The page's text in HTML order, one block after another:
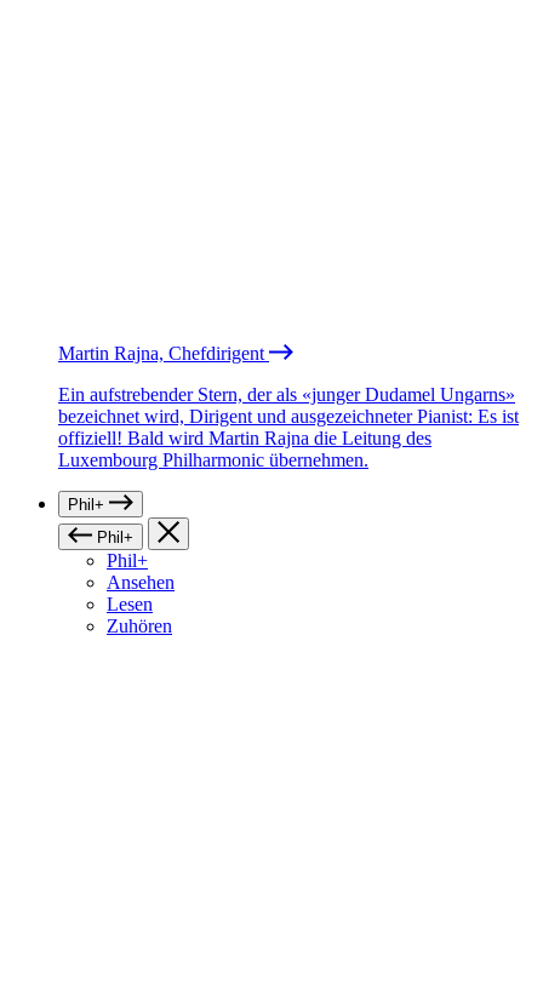
Martin Rajna, Chefdirigent
Ein aufstrebender Stern, der als «junger Dudamel Ungarns»
bezeichnet wird, Dirigent und ausgezeichneter Pianist: Es ist
offiziell! Bald wird Martin Rajna die Leitung des
Luxembourg Philharmonic übernehmen.
Phil+
Phil+
Phil+
Ansehen
Lesen
Zuhören